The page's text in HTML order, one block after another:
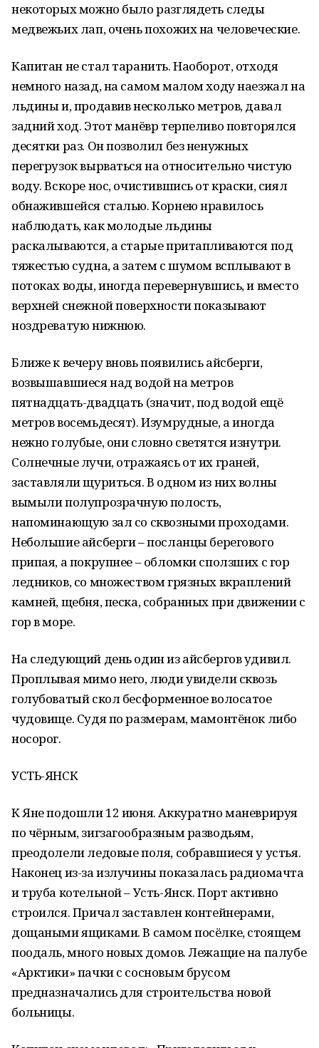
некоторых можно было разглядеть следы
медвежьих лап, очень похожих на человеческие.
Капитан не стал таранить. Наоборот, отходя
немного назад, на самом малом ходу наезжал на
льдины и, продавив несколько метров, давал
задний ход. Этот манёвр терпеливо повторялся
десятки раз. Он позволил без ненужных
перегрузок вырваться на относительно чистую
воду. Вскоре нос, очистившись от краски, сиял
обнажившейся сталью. Корнею нравилось
наблюдать, как молодые льдины
раскалываются, а старые притапливаются под
тяжестью судна, а затем с шумом всплывают в
потоках воды, иногда перевернувшись, и вместо
верхней снежной поверхности показывают
ноздреватую нижнюю.
Ближе к вечеру вновь появились айсберги,
возвышавшиеся над водой на метров
пятнадцать-двадцать (значит, под водой ещё
метров восемьдесят). Изумрудные, а иногда
нежно голубые, они словно светятся изнутри.
Солнечные лучи, отражаясь от их граней,
заставляли щуриться. В одном из них волны
вымыли полупрозрачную полость,
напоминающую зал со сквозными проходами.
Небольшие айсберги – посланцы берегового
припая, а покрупнее – обломки сползших с гор
ледников, со множеством грязных вкраплений
камней, щебня, песка, собранных при движении с
гор в море.
На следующий день один из айсбергов удивил.
Проплывая мимо него, люди увидели сквозь
голубоватый скол бесформенное волосатое
чудовище. Судя по размерам, мамонтёнок либо
носорог.
УСТЬ-ЯНСК
К Яне подошли 12 июня. Аккуратно маневрируя
по чёрным, зигзагообразным разводьям,
преодолели ледовые поля, собравшиеся у устья.
Наконец из-за излучины показалась радиомачта
и труба котельной – Усть-Янск. Порт активно
строился. Причал заставлен контейнерами,
дощаными ящиками. В самом посёлке, стоящем
поодаль, много новых домов. Лежащие на палубе
«Арктики» пачки с сосновым брусом
предназначались для строительства новой
больницы.